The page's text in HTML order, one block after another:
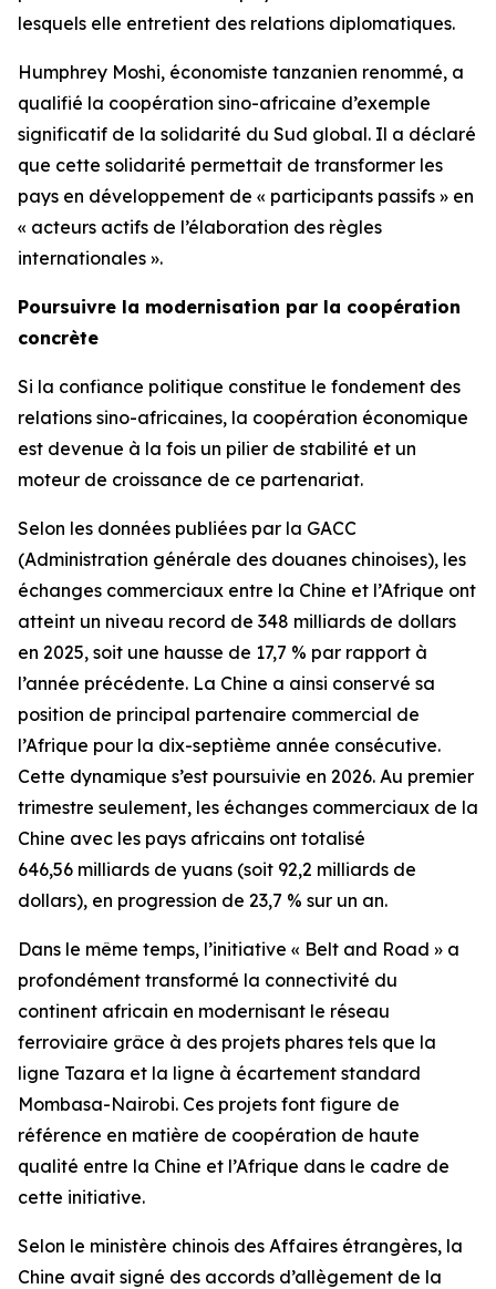
lesquels elle entretient des relations diplomatiques.
Humphrey Moshi, économiste tanzanien renommé, a
qualifié la coopération sino-africaine d’exemple
significatif de la solidarité du Sud global. Il a déclaré
que cette solidarité permettait de transformer les
pays en développement de « participants passifs » en
« acteurs actifs de l’élaboration des règles
internationales ».
Poursuivre la modernisation par la coopération
concrète
Si la confiance politique constitue le fondement des
relations sino-africaines, la coopération économique
est devenue à la fois un pilier de stabilité et un
moteur de croissance de ce partenariat.
Selon les données publiées par la GACC
(Administration générale des douanes chinoises), les
échanges commerciaux entre la Chine et l’Afrique ont
atteint un niveau record de 348 milliards de dollars
en 2025, soit une hausse de 17,7 % par rapport à
l’année précédente. La Chine a ainsi conservé sa
position de principal partenaire commercial de
l’Afrique pour la dix-septième année consécutive.
Cette dynamique s’est poursuivie en 2026. Au premier
trimestre seulement, les échanges commerciaux de la
Chine avec les pays africains ont totalisé
646,56 milliards de yuans (soit 92,2 milliards de
dollars), en progression de 23,7 % sur un an.
Dans le même temps, l’initiative « Belt and Road » a
profondément transformé la connectivité du
continent africain en modernisant le réseau
ferroviaire grâce à des projets phares tels que la
ligne Tazara et la ligne à écartement standard
Mombasa-Nairobi. Ces projets font figure de
référence en matière de coopération de haute
qualité entre la Chine et l’Afrique dans le cadre de
cette initiative.
Selon le ministère chinois des Affaires étrangères, la
Chine avait signé des accords d’allègement de la